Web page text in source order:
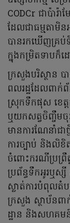
CODCr ជាប៉ារ៉
ដែលជាធម្មតាមិ
បានរកឃើញគ្រ
ក្នុងកម្រិតទាបក៏
ក្រសួងបរិស្ថាន ប
ពលរដ្ឋដែលពាក់
ស្រុកទឹកផុស ខេត្ត
ឬយកសត្វចិញ្ចឹម
មានការណែនាំជា
ការច្បាប់ និងលិ
ចំពោះករណីប្រព្រឹ
ប្រព័ន្ធទឹកអូរឬស្
ស្លាត់ការបំពុល
ក្រសួង ស្ថាប័នពាក់
ដ្ឋាន និងសហគម